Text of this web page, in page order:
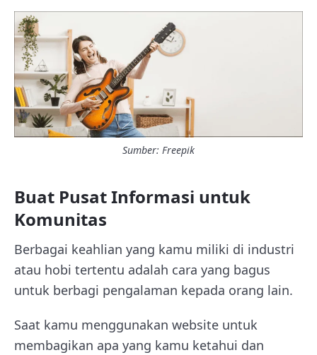
Sumber: Freepik
Buat Pusat Informasi untuk
Komunitas
Berbagai keahlian yang kamu miliki di industri
atau hobi tertentu adalah cara yang bagus
untuk berbagi pengalaman kepada orang lain.
Saat kamu menggunakan website untuk
membagikan apa yang kamu ketahui dan